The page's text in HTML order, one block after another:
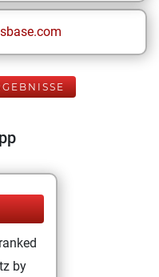
by